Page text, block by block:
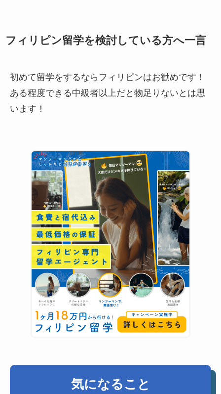
フィリピン留学を検討している方へ一言
初めて留学をするならフィリピンはお勧めです！
ある程度できる中級者以上だと物足りないとは思
います！
気になること